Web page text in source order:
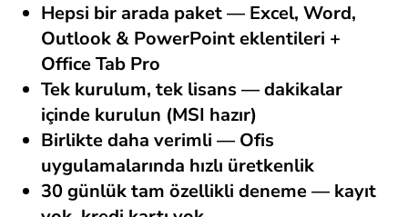
Hepsi bir arada paket— Excel, Word,
Outlook & PowerPoint eklentileri +
Office Tab Pro
Tek kurulum, tek lisans — dakikalar
içinde kurulun (MSI hazır)
Birlikte daha verimli — Ofis
uygulamalarında hızlı üretkenlik
30 günlük tam özellikli deneme— kayıt